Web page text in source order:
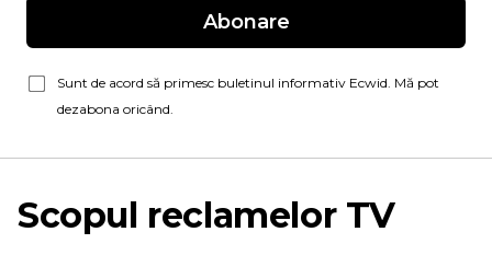
Abonare
Sunt de acord să primesc buletinul informativ Ecwid. Mă pot
dezabona oricând.
Scopul reclamelor TV